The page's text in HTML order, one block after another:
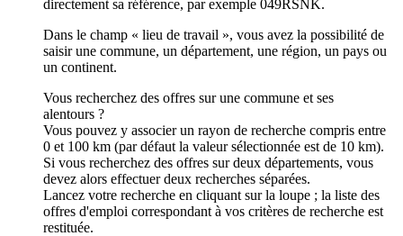
directement sa référence, par exemple 049RSNK.
Dans le champ « lieu de travail », vous avez la possibilité de
saisir une commune, un département, une région, un pays ou
un continent.
Vous recherchez des offres sur une commune et ses
alentours ?
Vous pouvez y associer un rayon de recherche compris entre
0 et 100 km (par défaut la valeur sélectionnée est de 10 km).
Si vous recherchez des offres sur deux départements, vous
devez alors effectuer deux recherches séparées.
Lancez votre recherche en cliquant sur la loupe ; la liste des
offres d'emploi correspondant à vos critères de recherche est
restituée.